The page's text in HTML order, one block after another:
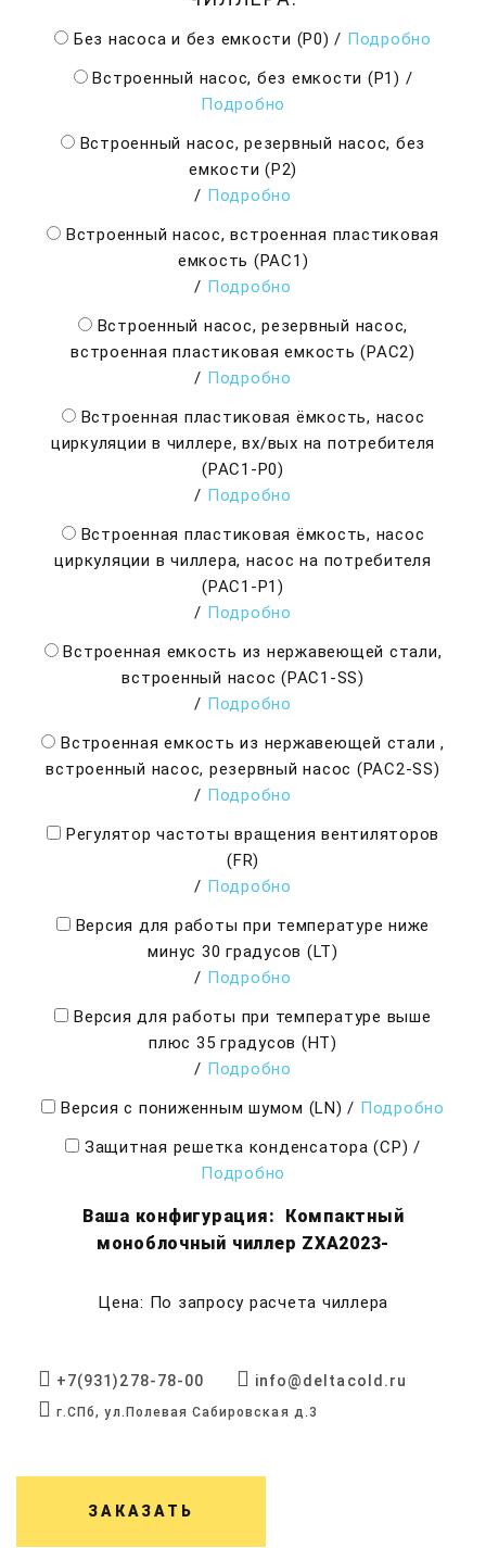
Без насоса и без емкости (P0) / Подробно
Встроенный насос, без емкости (Р1) /
Подробно
Встроенный насос, резервный насос, без
емкости (Р2)
/ Подробно
Встроенный насос, встроенная пластиковая
емкость (РАС1)
/ Подробно
Встроенный насос, резервный насос,
встроенная пластиковая емкость (РАС2)
/ Подробно
Встроенная пластиковая ёмкость, насос
циркуляции в чиллере, вх/вых на потребителя
(PAC1-P0)
/ Подробно
Встроенная пластиковая ёмкость, насос
циркуляции в чиллера, насос на потребителя
(PAC1-P1)
/ Подробно
Встроенная емкость из нержавеющей стали,
встроенный насос (PAC1-SS)
/ Подробно
Встроенная емкость из нержавеющей стали ,
встроенный насос, резервный насос (PAC2-SS)
/ Подробно
Регулятор частоты вращения вентиляторов
(FR)
/ Подробно
Версия для работы при температуре ниже
минус 30 градусов (LT)
/ Подробно
Версия для работы при температуре выше
плюс 35 градусов (HT)
/ Подробно
Версия с пониженным шумом (LN) / Подробно
Защитная решетка конденсатора (CP) /
Подробно
Ваша конфигурация:
Компактный
моноблочный чиллер ZXA2023-
Цена: По запросу расчета чиллера
+7(931)278-78-00 info@deltacold.ru
г.СПб, ул.Полевая Сабировская д.3
ЗАКАЗАТЬ